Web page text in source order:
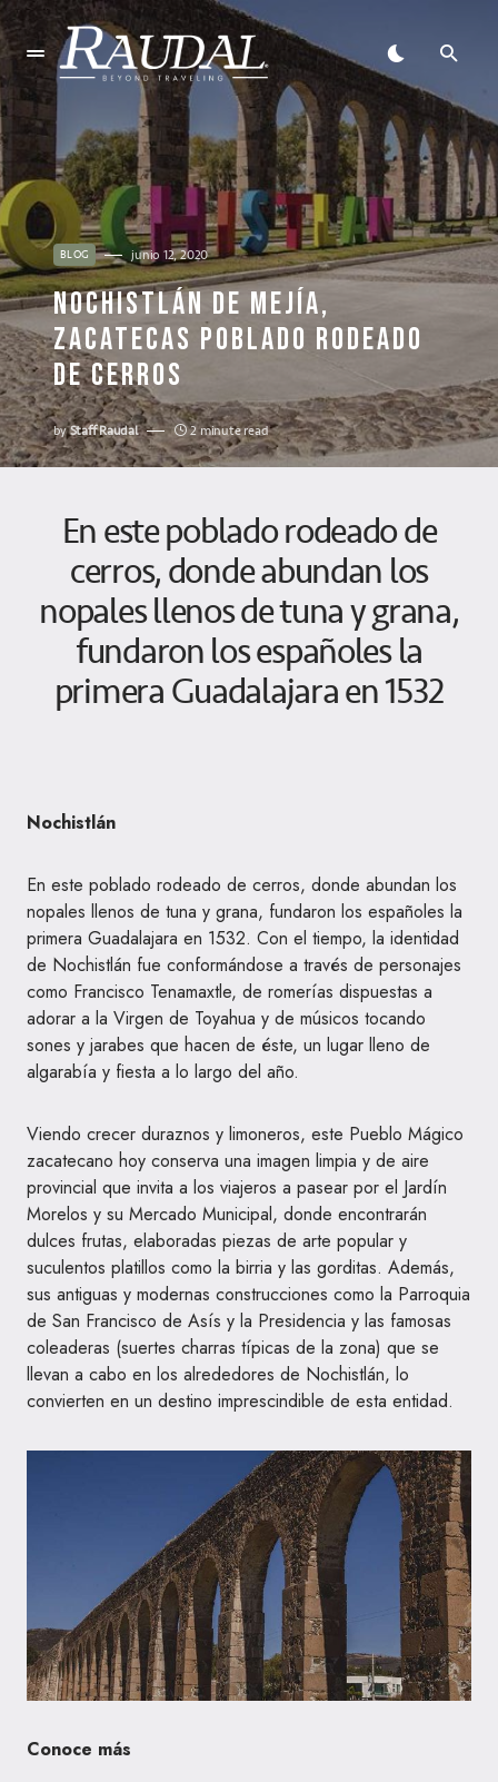
BLOG junio 12, 2020
NOCHISTLÁN DE MEJÍA,
ZACATECAS POBLADO RODEADO
DE CERROS
byStaff Raudal 2 minute read
En este poblado rodeado de
cerros, donde abundan los
nopales llenos de tuna y grana,
fundaron los españoles la
primera Guadalajara en 1532
Nochistlán
En este poblado rodeado de cerros, donde abundan los
nopales llenos de tuna y grana, fundaron los españoles la
primera Guadalajara en 1532. Con el tiempo, la identidad
de Nochistlán fue conformándose a través de personajes
como Francisco Tenamaxtle, de romerías dispuestas a
adorar a la Virgen de Toyahua y de músicos tocando
sones y jarabes que hacen de éste, un lugar lleno de
algarabía y fiesta a lo largo del año.
Viendo crecer duraznos y limoneros, este Pueblo Mágico
zacatecano hoy conserva una imagen limpia y de aire
provincial que invita a los viajeros a pasear por el Jardín
Morelos y su Mercado Municipal, donde encontrarán
dulces frutas, elaboradas piezas de arte popular y
suculentos platillos como la birria y las gorditas. Además,
sus antiguas y modernas construcciones como la Parroquia
de San Francisco de Asís y la Presidencia y las famosas
coleaderas (suertes charras típicas de la zona) que se
llevan a cabo en los alrededores de Nochistlán, lo
convierten en un destino imprescindible de esta entidad.
Conoce más